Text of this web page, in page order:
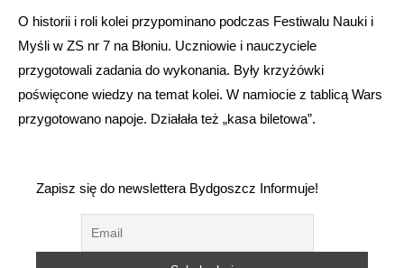
O historii i roli kolei przypominano podczas Festiwalu Nauki i
Myśli w ZS nr 7 na Błoniu. Uczniowie i nauczyciele
przygotowali zadania do wykonania. Były krzyżówki
poświęcone wiedzy na temat kolei. W namiocie z tablicą Wars
przygotowano napoje. Działała też „kasa biletowa”.
Zapisz się do newslettera Bydgoszcz Informuje!